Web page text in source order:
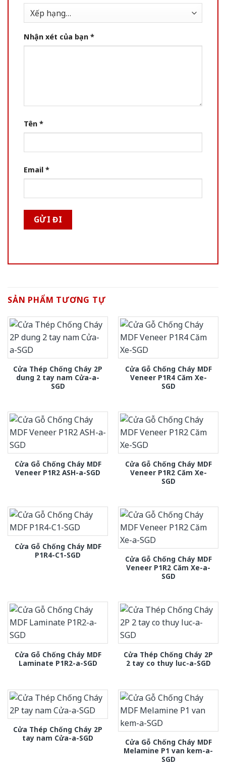
Nhận xét của bạn *
Tên *
Email *
SẢN PHẨM TƯƠNG TỰ
Cửa Thép Chống Cháy 2P
dung 2 tay nam Cửa-a-
SGD
Cửa Gỗ Chống Cháy MDF
Veneer P1R4 Căm Xe-
SGD
Cửa Gỗ Chống Cháy MDF
Veneer P1R2 ASH-a-SGD
Cửa Gỗ Chống Cháy MDF
Veneer P1R2 Căm Xe-
SGD
Cửa Gỗ Chống Cháy MDF
P1R4-C1-SGD
Cửa Gỗ Chống Cháy MDF
Veneer P1R2 Căm Xe-a-
SGD
Cửa Gỗ Chống Cháy MDF
Laminate P1R2-a-SGD
Cửa Thép Chống Cháy 2P
2 tay co thuy luc-a-SGD
Cửa Thép Chống Cháy 2P
tay nam Cửa-a-SGD
Cửa Gỗ Chống Cháy MDF
Melamine P1 van kem-a-
SGD